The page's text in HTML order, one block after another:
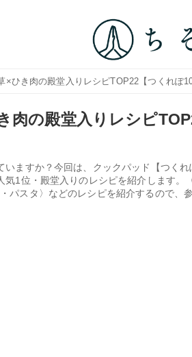
×ひき肉の殿堂入りレシピTOP22【つくれぽ
肉の殿堂入りレシピ
ますか？今回は、クックパッド【つく
1位・殿堂入りのレシピを紹介します。
パスタ〉などのレシピを紹介するので、